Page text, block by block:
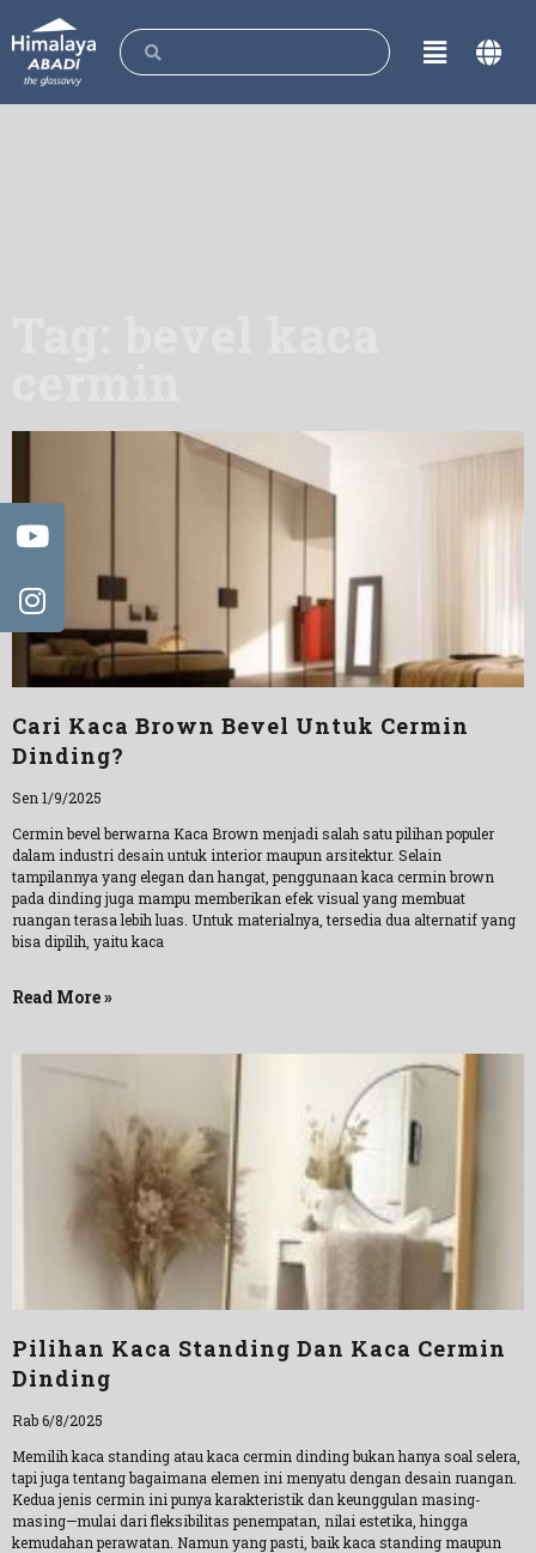
Cari Kaca Brown Bevel Untuk Cermin
Dinding?
Sen 1/9/2025
Cermin bevel berwarna Kaca Brown menjadi salah satu pilihan populer
dalam industri desain untuk interior maupun arsitektur. Selain
tampilannya yang elegan dan hangat, penggunaan kaca cermin brown
pada dinding juga mampu memberikan efek visual yang membuat
ruangan terasa lebih luas. Untuk materialnya, tersedia dua alternatif yang
bisa dipilih, yaitu kaca
Read More »
Pilihan Kaca Standing Dan Kaca Cermin
Dinding
Rab 6/8/2025
Memilih kaca standing atau kaca cermin dinding bukan hanya soal selera,
tapi juga tentang bagaimana elemen ini menyatu dengan desain ruangan.
Kedua jenis cermin ini punya karakteristik dan keunggulan masing-
masing—mulai dari fleksibilitas penempatan, nilai estetika, hingga
kemudahan perawatan. Namun yang pasti, baik kaca standing maupun